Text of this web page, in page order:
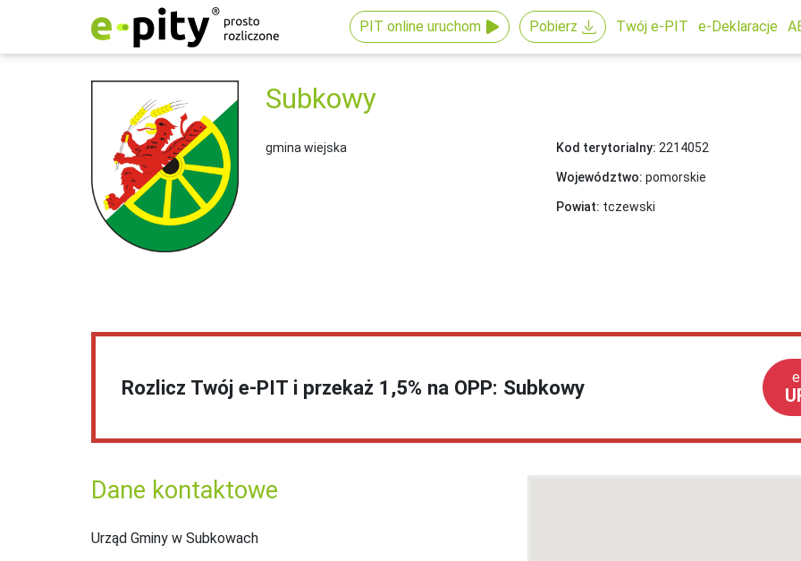
PIT online uruchom Pobierz Twój e-PIT e-Deklaracje
Subkowy
gmina wiejska Kod terytorialny: 2214052
Województwo: pomorskie
Powiat: tczewski
Rozlicz Twój e-PIT i przekaż 1,5% na OPP: Subkowy
Dane kontaktowe
Urząd Gminy w Subkowach